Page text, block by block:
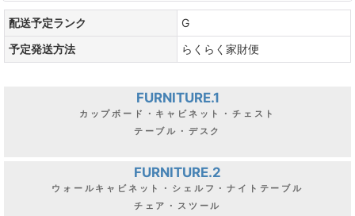
配送予定ランク
G
予定発送方法
らくらく家財便
FURNITURE.1
カップボード・キャビネット・チェスト
テーブル・デスク
FURNITURE.2
ウォールキャビネット・シェルフ・ナイトテーブル
チェア・スツール